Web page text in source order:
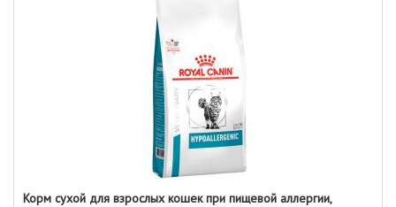
Корм сухой для взрослых кошек при пищевой аллергии,